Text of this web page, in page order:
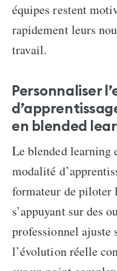
équipes restent
rapidement leurs
travail.
Personnaliser
en blended
Leblended learning
modalité
formateur de piloter
s’appuyant sur des
professionnel ajuste
l’évolution réelle